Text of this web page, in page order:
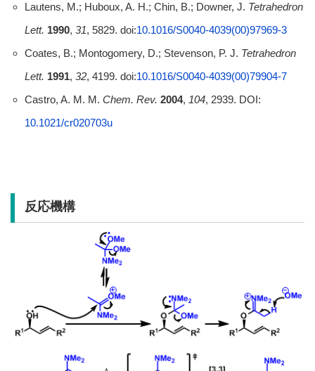
Lautens, M.; Huboux, A. H.; Chin, B.; Downer, J. Tetrahedron
Lett. 1990, 31, 5829. doi:10.1016/S0040-4039(00)97969-3
Coates, B.; Montogomery, D.; Stevenson, P. J. Tetrahedron
Lett. 1991, 32, 4199. doi:10.1016/S0040-4039(00)79904-7
Castro, A. M. M. Chem. Rev. 2004, 104, 2939. DOI:
10.1021/cr020703u
反応機構